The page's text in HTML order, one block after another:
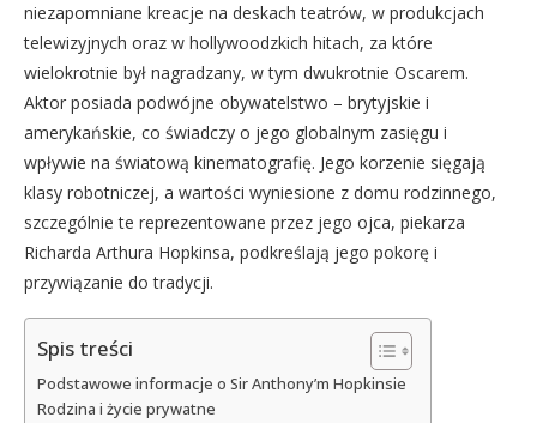
niezapomniane kreacje na deskach teatrów, w produkcjach
telewizyjnych oraz w hollywoodzkich hitach, za które
wielokrotnie był nagradzany, w tym dwukrotnie Oscarem.
Aktor posiada podwójne obywatelstwo – brytyjskie i
amerykańskie, co świadczy o jego globalnym zasięgu i
wpływie na światową kinematografię. Jego korzenie sięgają
klasy robotniczej, a wartości wyniesione z domu rodzinnego,
szczególnie te reprezentowane przez jego ojca, piekarza
Richarda Arthura Hopkinsa, podkreślają jego pokorę i
przywiązanie do tradycji.
Spis treści
Podstawowe informacje o Sir Anthony’m Hopkinsie
Rodzina i życie prywatne